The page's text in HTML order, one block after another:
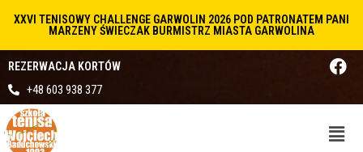
XXVI TENISOWY CHALLENGE GARWOLIN 2026 POD PATRONATEM PANI
MARZENY ŚWIECZAK BURMISTRZ MIASTA GARWOLINA
REZERWACJA KORTÓW
+48 603 938 377